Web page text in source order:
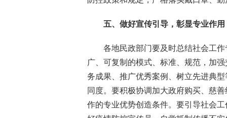
五、做好宣传引导，彰显专业作用
各地民政部门要及时总结社会工
广、可复制的模式、标准、规范，加
务成果、推广优秀案例、树立先进典
同度。要积极协调加大政府购买、慈
作的专业优势创造条件。要引导社会